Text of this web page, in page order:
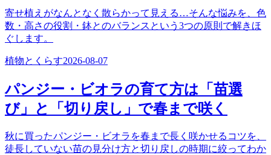
寄せ植えがなんとなく散らかって見える…そんな悩みを、色
数・高さの役割・鉢とのバランスという3つの原則で解きほ
ぐします。
植物とくらす2026-08-07
パンジー・ビオラの育て方は「苗選
び」と「切り戻し」で春まで咲く
秋に買ったパンジー・ビオラを春まで長く咲かせるコツを、
徒長していない苗の見分け方と切り戻しの時期に絞ってわか